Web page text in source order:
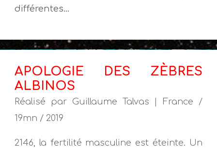
différentes…
APOLOGIE DES ZÈBRES
ALBINOS
Réalisé par Guillaume Talvas | France /
19mn / 2019
2146, la fertilité masculine est éteinte. Un